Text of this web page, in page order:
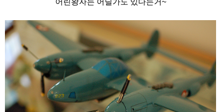
어린왕자는 어딜가도 있다는거~